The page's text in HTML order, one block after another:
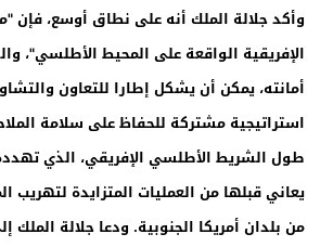
وأكد جلالة الملك أنه على نطاق أوسع، فإن
الإفريقية الواقعة على المحيط الأطلسي"،
أمانته، يمكن أن يشكل إطارا للتعاون
استراتيجية مشتركة للحفاظ على سلامة
طول الشريط الأطلسي الإفريقي، الذي
يعاني قبلها من العمليات المتزايدة لتهريب
من بلدان أمريكا الجنوبية. ودعا جلالة الملك